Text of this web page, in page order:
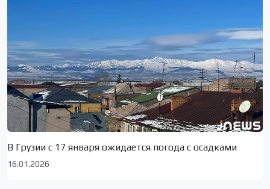
В Грузии с 17 января ожидается погода с осадками
16.01.2026